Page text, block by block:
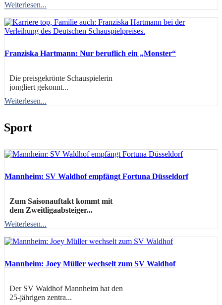
Weiterlesen...
Franziska Hartmann: Nur beruflich ein „Monster“
Die preisgekrönte Schauspielerin
jongliert gekonnt...
Weiterlesen...
Sport
Mannheim: SV Waldhof empfängt Fortuna Düsseldorf
Zum Saisonauftakt kommt mit
dem Zweitligaabsteiger...
Weiterlesen...
Mannheim: Joey Müller wechselt zum SV Waldhof
Der SV Waldhof Mannheim hat den
25-jährigen zentra...